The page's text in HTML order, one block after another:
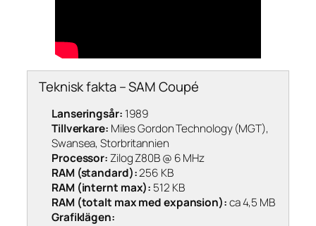
Teknisk fakta – SAM Coupé
Lanseringsår: 1989
Tillverkare: Miles Gordon Technology (MGT),
Swansea, Storbritannien
Processor:Zilog Z80B @ 6 MHz
RAM (standard):256 KB
RAM (internt max): 512 KB
RAM (totalt max med expansion):ca 4,5 MB
Grafiklägen: